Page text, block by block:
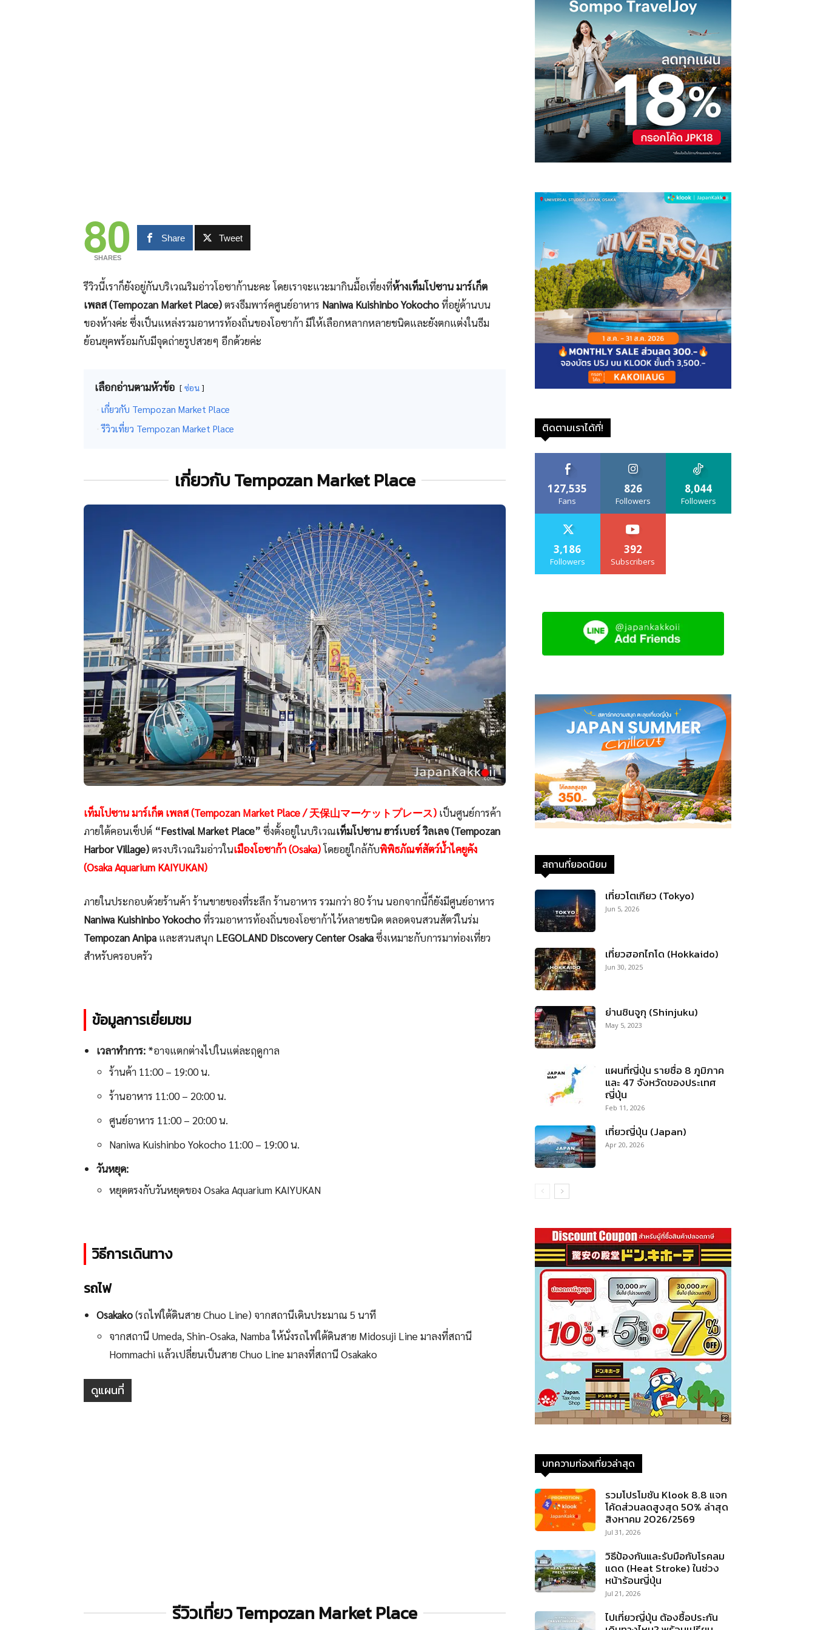
80
SHARES
Share Tweet
รีวิวนี้เราก็ยังอยู่กันบริเวณริมอ่าวโอซาก้านะคะ โดยเราจะแวะมากินมื้อเที่ยงที่ห้างเท็มโปซาน มาร์เก็ต
เพลส (Tempozan Market Place)ตรงธีมพาร์คศูนย์อาหาร Naniwa Kuishinbo Yokochoที่อยู่ด้านบน
ของห้างค่ะ ซึ่งเป็นแหล่งรวมอาหารท้องถิ่นของโอซาก้า มีให้เลือกหลากหลายชนิดและยังตกแต่งในธีม
ย้อนยุคพร้อมกับมีจุดถ่ายรูปสวยๆ อีกด้วยค่ะ
เลือกอ่านตามหัวข้อ ซ่อน
เกี่ยวกับ Tempozan Market Place
รีวิวเที่ยว Tempozan Market Place
เกี่ยวกับ Tempozan Market Place
เท็มโปซาน มาร์เก็ต เพลส (Tempozan Market Place / 天保山マーケットプレース) เป็นศูนย์การค้า
ภายใต้คอนเซ็ปต์ “Festival Market Place” ซึ่งตั้งอยู่ในบริเวณเท็มโปซาน ฮาร์เบอร์ วิลเลจ (Tempozan
Harbor Village)ตรงบริเวณริมอ่าวในเมืองโอซาก้า (Osaka)โดยอยู่ใกล้กับพิพิธภัณฑ์สัตว์น้ำไคยูคัง
(Osaka Aquarium KAIYUKAN)
ภายในประกอบด้วยร้านค้า ร้านขายของที่ระลึก ร้านอาหาร รวมกว่า 80 ร้าน นอกจากนี้ก็ยังมีศูนย์อาหาร
Naniwa Kuishinbo Yokochoที่รวมอาหารท้องถิ่นของโอซาก้าไว้หลายชนิด ตลอดจนสวนสัตว์ในร่ม
Tempozan Anipa และสวนสนุก LEGOLAND Discovery Center Osakaซึ่งเหมาะกับการมาท่องเที่ยว
สำหรับครอบครัว
ข้อมูลการเยี่ยมชม
เวลาทำการ: *อาจแตกต่างไปในแต่ละฤดูกาล
ร้านค้า 11:00 – 19:00 น.
ร้านอาหาร 11:00 – 20:00 น.
ศูนย์อาหาร 11:00 – 20:00 น.
Naniwa Kuishinbo Yokocho 11:00 – 19:00 น.
วันหยุด:
หยุดตรงกับวันหยุดของ Osaka Aquarium KAIYUKAN
วิธีการเดินทาง
รถไฟ
Osakako(รถไฟใต้ดินสาย Chuo Line) จากสถานีเดินประมาณ 5 นาที
จากสถานี Umeda, Shin-Osaka, Namba ให้นั่งรถไฟใต้ดินสาย Midosuji Line มาลงที่สถานี
Hommachi แล้วเปลี่ยนเป็นสาย Chuo Line มาลงที่สถานี Osakako
ดูแผนที่
รีวิวเที่ยว Tempozan Market Place
ติดตามเราได้ที่!
127,535
Fans
826
Followers
8,044
Followers
3,186
Followers
392
Subscribers
สถานที่ยอดนิยม
เที่ยวโตเกียว (Tokyo)
Jun 5, 2026
เที่ยวฮอกไกโด (Hokkaido)
Jun 30, 2025
ย่านชินจูกุ (Shinjuku)
May 5, 2023
แผนที่ญี่ปุ่น รายชื่อ 8 ภูมิภาค
และ 47 จังหวัดของประเทศ
ญี่ปุ่น
Feb 11, 2026
เที่ยวญี่ปุ่น (Japan)
Apr 20, 2026
บทความท่องเที่ยวล่าสุด
รวมโปรโมชัน Klook 8.8 แจก
โค้ดส่วนลดสูงสุด 50% ล่าสุด
สิงหาคม 2026/2569
Jul 31, 2026
วิธีป้องกันและรับมือกับโรคลม
แดด (Heat Stroke) ในช่วง
หน้าร้อนญี่ปุ่น
Jul 21, 2026
ไปเที่ยวญี่ปุ่น ต้องซื้อประกัน